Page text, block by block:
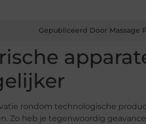
Gepubliceerd Door Massage
rondom technologische
Zo heb je tegenwoordig